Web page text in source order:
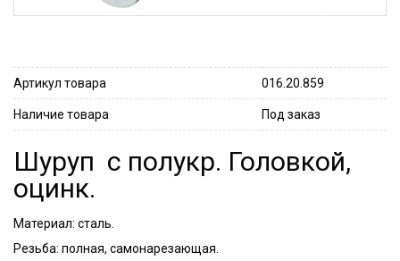
Артикул товара 016.20.859
Наличие товара Под заказ
Шуруп с полукр. Головкой,
оцинк.
Материал: сталь.
Резьба: полная, самонарезающая.